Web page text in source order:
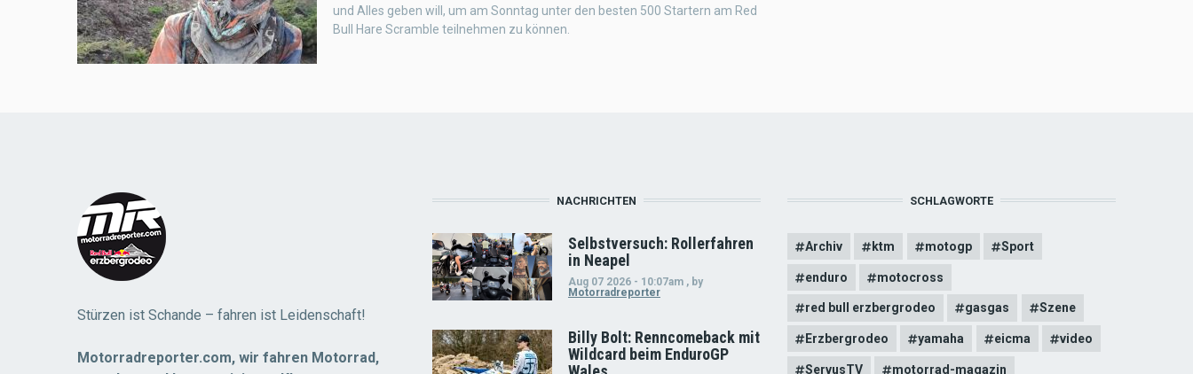
und Alles geben will, um am Sonntag unter den besten 500 Startern am Red
Bull Hare Scramble teilnehmen zu können.
Stürzen ist Schande – fahren ist Leidenschaft!
Motorradreporter.com, wir fahren Motorrad,
NACHRICHTEN
Selbstversuch: Rollerfahren
in Neapel
Aug 07 2026 - 10:07am , by
Motorradreporter
Billy Bolt: Renncomeback mit
Wildcard beim EnduroGP
SCHLAGWORTE
Archiv ktm motogp Sport
enduro motocross
red bull erzbergrodeo gasgas Szene
Erzbergrodeo yamaha eicma video
ServusTV motorrad-magazin